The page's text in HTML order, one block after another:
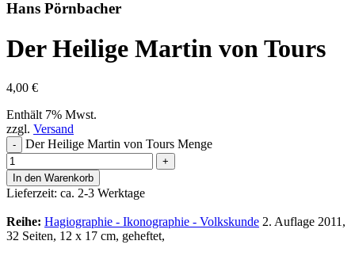
Hans Pörnbacher
Der Heilige Martin von Tours
4,00 €
Enthält 7% Mwst.
zzgl. Versand
- Der Heilige Martin von Tours Menge
+
In den Warenkorb
Lieferzeit: ca. 2-3 Werktage
Reihe: Hagiographie - Ikonographie - Volkskunde 2. Auflage 2011,
32 Seiten, 12 x 17 cm, geheftet,